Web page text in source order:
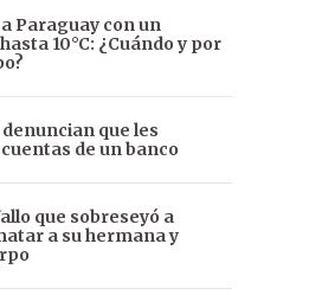
Paraguay con un
10°C: ¿Cuándo y por
que les
de un banco
que sobreseyó a
a su hermana y